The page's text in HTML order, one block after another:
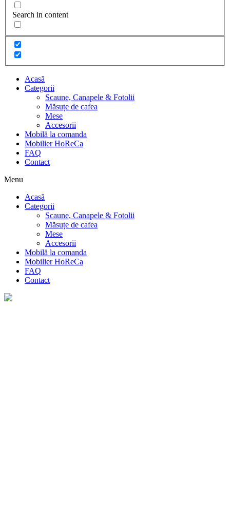
Search in content
Acasă
Categorii
Scaune, Canapele & Fotolii
Măsuțe de cafea
Mese
Accesorii
Mobilă la comanda
Mobilier HoReCa
FAQ
Contact
Menu
Acasă
Categorii
Scaune, Canapele & Fotolii
Măsuțe de cafea
Mese
Accesorii
Mobilă la comanda
Mobilier HoReCa
FAQ
Contact